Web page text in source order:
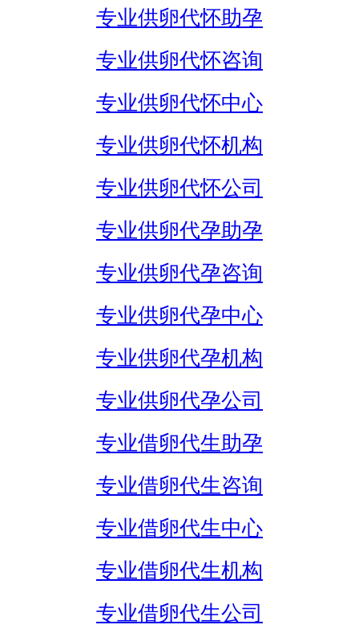
专业供卵代怀助孕
专业供卵代怀咨询
专业供卵代怀中心
专业供卵代怀机构
专业供卵代怀公司
专业供卵代孕助孕
专业供卵代孕咨询
专业供卵代孕中心
专业供卵代孕机构
专业供卵代孕公司
专业借卵代生助孕
专业借卵代生咨询
专业借卵代生中心
专业借卵代生机构
专业借卵代生公司